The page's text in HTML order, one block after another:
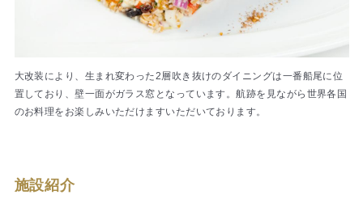
大改装により、生まれ変わった2層吹き抜けのダイニングは一番船尾に位
置しており、壁一面がガラス窓となっています。航跡を見ながら世界各国
のお料理をお楽しみいただけますいただいております。
施設紹介